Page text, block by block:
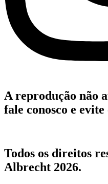
A reprodução não
fale conosco e
Todos os direitos
Albrecht 2026.